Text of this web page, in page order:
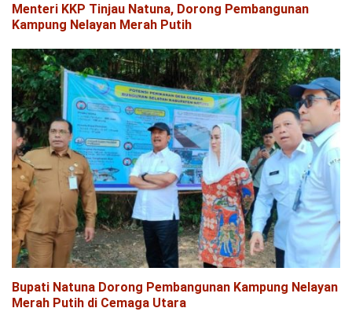
Menteri KKP Tinjau Natuna, Dorong Pembangunan
Kampung Nelayan Merah Putih
Bupati Natuna Dorong Pembangunan Kampung Nelayan
Merah Putih di Cemaga Utara